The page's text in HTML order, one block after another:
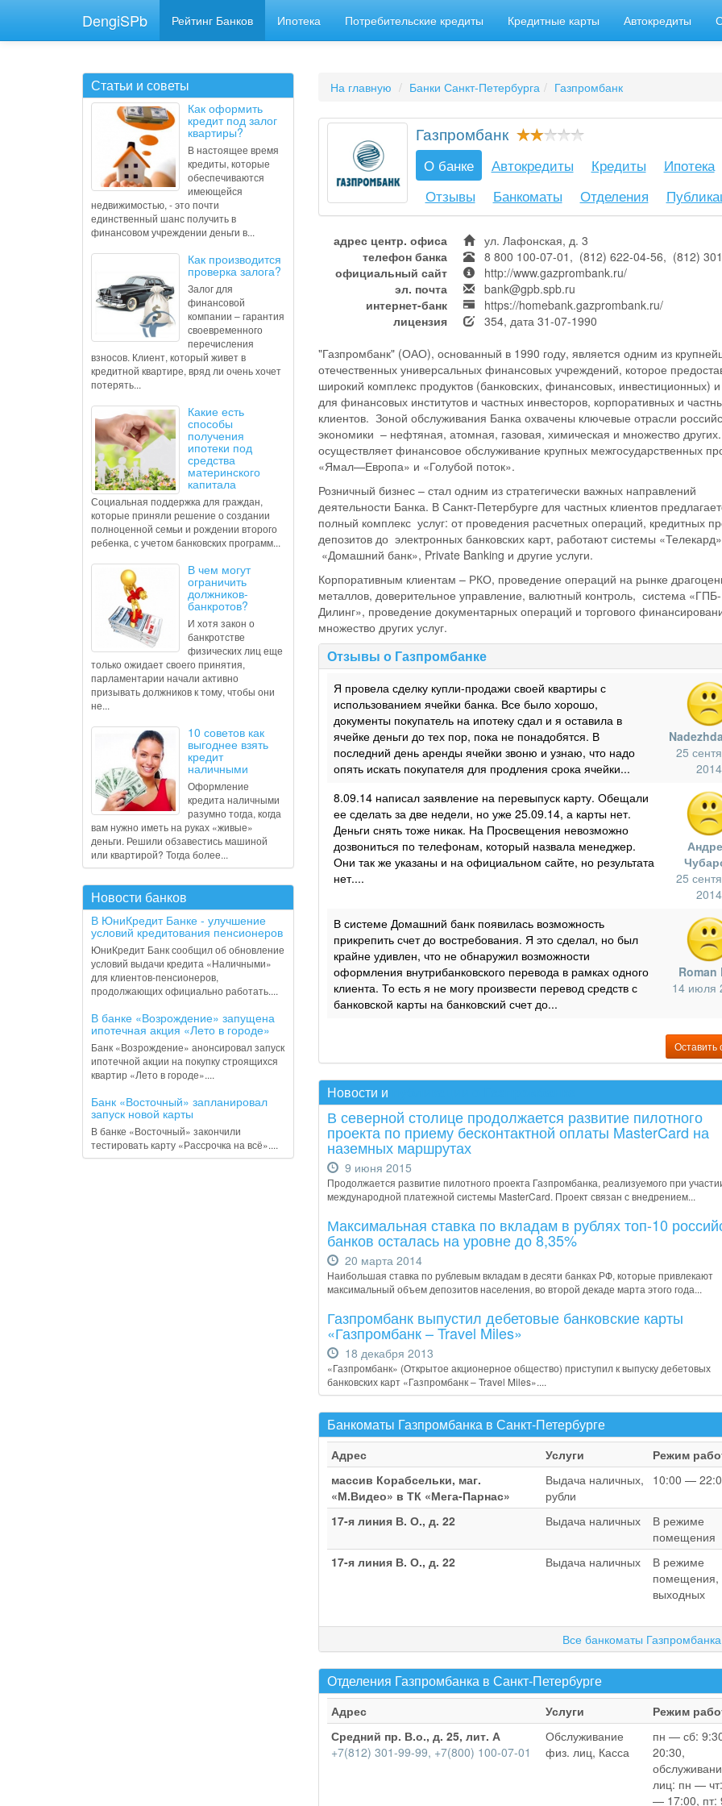
DengiSPb Рейтинг Банков Ипотека Потребительские кредиты Кредитные карты Автокредиты
Статьи и советы
Как оформить
кредит под залог
квартиры?
В настоящее время
кредиты, которые
обеспечиваются
имеющейся
недвижимостью, - это почти
единственный шанс получить в
финансовом учреждении деньги в...
Как производится
проверка залога?
Залог для
финансовой
компании – гарантия
своевременного
перечисления
взносов. Клиент, который живет в
кредитной квартире, вряд ли очень хочет
потерять...
Какие есть
способы
получения
ипотеки под
средства
материнского
капитала
Социальная поддержка для граждан,
которые приняли решение о создании
полноценной семьи и рождении второго
ребенка, с учетом банковских программ...
В чем могут
ограничить
должников-
банкротов?
И хотя закон о
банкротстве
физических лиц еще
только ожидает своего принятия,
парламентарии начали активно
призывать должников к тому, чтобы они
не...
10 советов как
выгоднее взять
кредит
наличными
Оформление
кредита наличными
разумно тогда, когда
вам нужно иметь на руках «живые»
деньги. Решили обзавестись машиной
или квартирой? Тогда более...
Новости банков
В ЮниКредит Банке - улучшение
условий кредитования пенсионеров
ЮниКредит Банк сообщил об обновление
условий выдачи кредита «Наличными»
для клиентов-пенсионеров,
продолжающих официально работать....
В банке «Возрождение» запущена
ипотечная акция «Лето в городе»
Банк «Возрождение» анонсировал запуск
ипотечной акции на покупку строящихся
квартир «Лето в городе»....
Банк «Восточный» запланировал
запуск новой карты
В банке «Восточный» закончили
тестировать карту «Рассрочка на всё»....
На главную Банки Санкт-Петербурга Газпромбанк
Газпромбанк
О банке Автокредиты Кредиты
Ипотека
Отзывы
Банкоматы Отделения
адрес центр. офиса
ул. Лафонская, д. 3
телефон банка
8 800 100-07-01, (812) 622-04-56, (812)
официальный сайт
http://www.gazprombank.ru/
эл. почта
bank@gpb.spb.ru
интернет-банк
https://homebank.gazprombank.ru/
лицензия
354, дата 31-07-1990
"Газпромбанк" (ОАО), основанный в 1990 году, является одним из
отечественных универсальных финансовых учреждений, которое
широкий комплекс продуктов (банковских, финансовых, инвестиционных) и
для финансовых институтов и частных инвесторов, корпоративных и
клиентов. Зоной обслуживания Банка охвачены ключевые отрасли
экономики – нефтяная, атомная, газовая, химическая и множество
осуществляет финансовое обслуживание крупных межгосударственных
«Ямал—Европа» и «Голубой поток».
Розничный бизнес – стал одним из стратегически важных направлений
деятельности Банка. В Санкт-Петербурге для частных клиентов
полный комплекс услуг: от проведения расчетных операций, кредитных
депозитов до электронных банковских карт, работают системы
«Домашний банк», Private Banking и другие услуги.
Корпоративным клиентам – РКО, проведение операций на рынке
металлов, доверительное управление, валютный контроль, система «ГПБ-
Дилинг», проведение документарных операций и торгового
множество других услуг.
Отзывы о Газпромбанке
Я провела сделку купли-продажи своей квартиры с
использованием ячейки банка. Все было хорошо,
документы покупатель на ипотеку сдал и я оставила в
ячейке деньги до тех пор, пока не понадобятся. В
последний день аренды ячейки звоню и узнаю, что надо
опять искать покупателя для продления срока ячейки...
25
2014
8.09.14 написал заявление на перевыпуск карту. Обещали
ее сделать за две недели, но уже 25.09.14, а карты нет.
Деньги снять тоже никак. На Просвещения невозможно
дозвониться по телефонам, который назвала менеджер.
Они так же указаны и на официальном сайте, но результата
нет....
25
2014
В системе Домашний банк появилась возможность
прикрепить счет до востребования. Я это сделал, но был
крайне удивлен, что не обнаружил возможности
оформления внутрибанковского перевода в рамках одного
клиента. То есть я не могу произвести перевод средств с
банковской карты на банковский счет до...
Roman
14 июля
Оставить
Новости и
В северной столице продолжается развитие пилотного
проекта по приему бесконтактной оплаты MasterCard на
наземных маршрутах
9 июня 2015
Продолжается развитие пилотного проекта Газпромбанка, реализуемого при
международной платежной системы MasterCard. Проект связан с внедрением...
Максимальная ставка по вкладам в рублях топ-10
банков осталась на уровне до 8,35%
20 марта 2014
Наибольшая ставка по рублевым вкладам в десяти банках РФ, которые привлекают
максимальный объем депозитов населения, во второй декаде марта этого года...
Газпромбанк выпустил дебетовые банковские карты
«Газпромбанк – Travel Miles»
18 декабря 2013
«Газпромбанк» (Открытое акционерное общество) приступил к выпуску дебетовых
банковских карт «Газпромбанк – Travel Miles»....
Банкоматы Газпромбанка в Санкт-Петербурге
Адрес Услуги
Режим
массив Корабсельки, маг.
«М.Видео» в ТК «Мега-Парнас»
Выдача наличных,
рубли
10:00 —
17-я линия В. О., д. 22 Выдача наличных
В режиме
помещения
17-я линия В. О., д. 22
Выдача наличных
В режиме
помещения,
выходных
Все банкоматы Газпромбанка
Отделения Газпромбанка в Санкт-Петербурге
Адрес Услуги
Режим
Средний пр. В.о., д. 25, лит. А
+7(812) 301-99-99, +7(800) 100-07-01
Обслуживание
физ. лиц, Касса
пн — сб:
20:30,
лиц: пн —
— 17:00, пт: